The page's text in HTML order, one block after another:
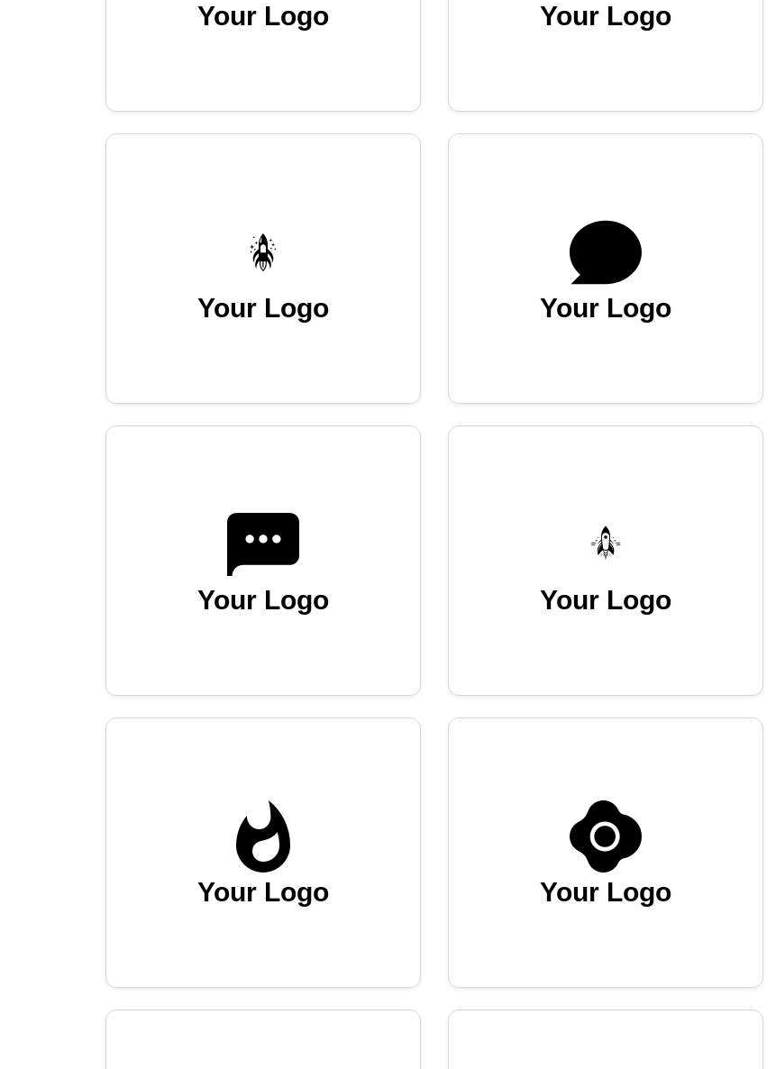
Your Logo Your Logo
Your Logo Your Logo
Your Logo Your Logo
Your Logo Your Logo